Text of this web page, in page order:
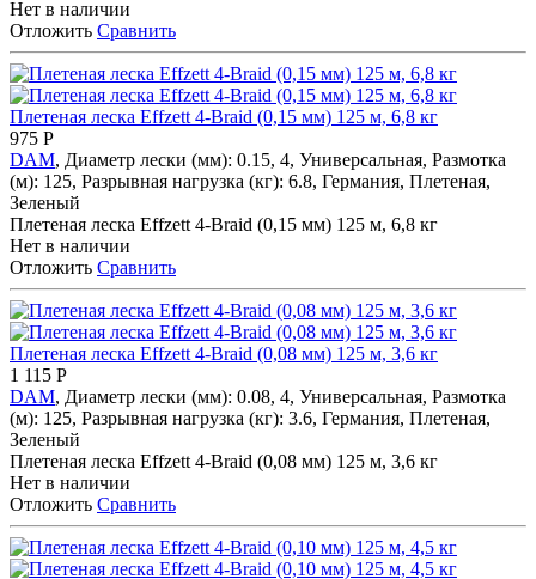
Нет в наличии
Отложить Сравнить
Плетеная леска Effzett 4-Braid (0,15 мм) 125 м, 6,8 кг
975 Р
DAM, Диаметр лески (мм): 0.15, 4, Универсальная, Размотка
(м): 125, Разрывная нагрузка (кг): 6.8, Германия, Плетеная,
Зеленый
Плетеная леска Effzett 4-Braid (0,15 мм) 125 м, 6,8 кг
Нет в наличии
Отложить Сравнить
Плетеная леска Effzett 4-Braid (0,08 мм) 125 м, 3,6 кг
1 115 Р
DAM, Диаметр лески (мм): 0.08, 4, Универсальная, Размотка
(м): 125, Разрывная нагрузка (кг): 3.6, Германия, Плетеная,
Зеленый
Плетеная леска Effzett 4-Braid (0,08 мм) 125 м, 3,6 кг
Нет в наличии
Отложить Сравнить